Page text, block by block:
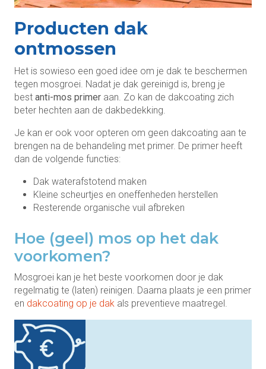
Producten dak
ontmossen
Het is sowieso een goed idee om je dak te beschermen
tegen mosgroei. Nadat je dak gereinigd is, breng je
best anti-mos primer aan. Zo kan de dakcoating zich
beter hechten aan de dakbedekking.
Je kan er ook voor opteren om geen dakcoating aan te
brengen na de behandeling met primer. De primer heeft
dan de volgende functies:
Dak waterafstotend maken
Kleine scheurtjes en oneffenheden herstellen
Resterende organische vuil afbreken
Hoe (geel) mos op het dak
voorkomen?
Mosgroei kan je het beste voorkomen door je dak
regelmatig te (laten) reinigen. Daarna plaats je een primer
en dakcoating op je dak als preventieve maatregel.